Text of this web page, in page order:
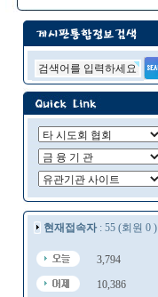
현재접속자: 55 (회원 0 )
3,794
10,386